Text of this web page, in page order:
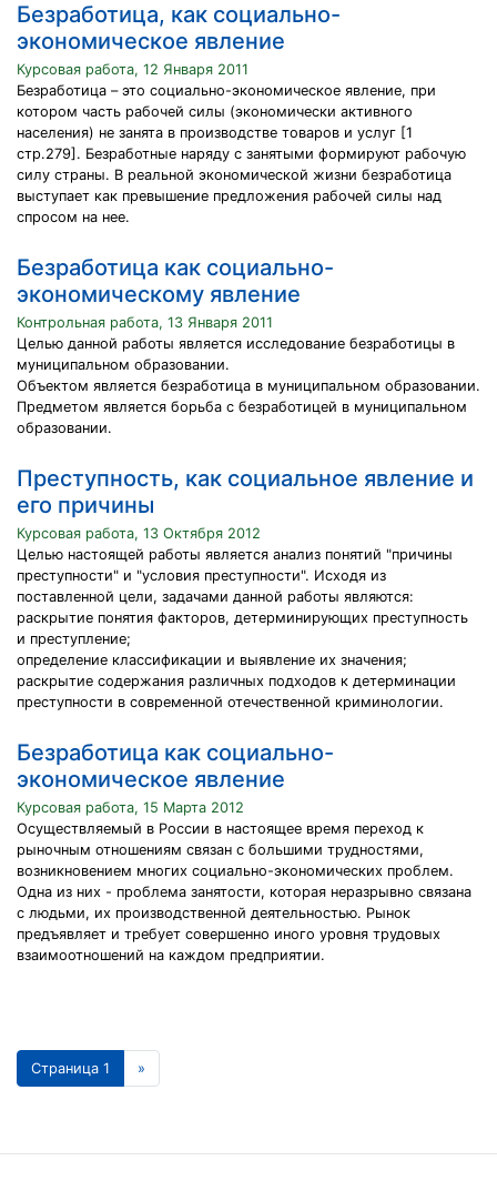
Безработица, как социально-
экономическое явление
Курсовая работа, 12 Января 2011
Безработица – это социально-экономическое явление, при
котором часть рабочей силы (экономически активного
населения) не занята в производстве товаров и услуг [1
стр.279]. Безработные наряду с занятыми формируют рабочую
силу страны. В реальной экономической жизни безработица
выступает как превышение предложения рабочей силы над
спросом на нее.
Безработица как социально-
экономическому явление
Контрольная работа, 13 Января 2011
Целью данной работы является исследование безработицы в
муниципальном образовании.
Объектом является безработица в муниципальном образовании.
Предметом является борьба с безработицей в муниципальном
образовании.
Преступность, как социальное явление и
его причины
Курсовая работа, 13 Октября 2012
Целью настоящей работы является анализ понятий "причины
преступности" и "условия преступности". Исходя из
поставленной цели, задачами данной работы являются:
раскрытие понятия факторов, детерминирующих преступность
и преступление;
определение классификации и выявление их значения;
раскрытие содержания различных подходов к детерминации
преступности в современной отечественной криминологии.
Безработица как социально-
экономическое явление
Курсовая работа, 15 Марта 2012
Осуществляемый в России в настоящее время переход к
рыночным отношениям связан с большими трудностями,
возникновением многих социально-экономических проблем.
Одна из них - проблема занятости, которая неразрывно связана
с людьми, их производственной деятельностью. Рынок
предъявляет и требует совершенно иного уровня трудовых
взаимоотношений на каждом предприятии.
Страница 1 »